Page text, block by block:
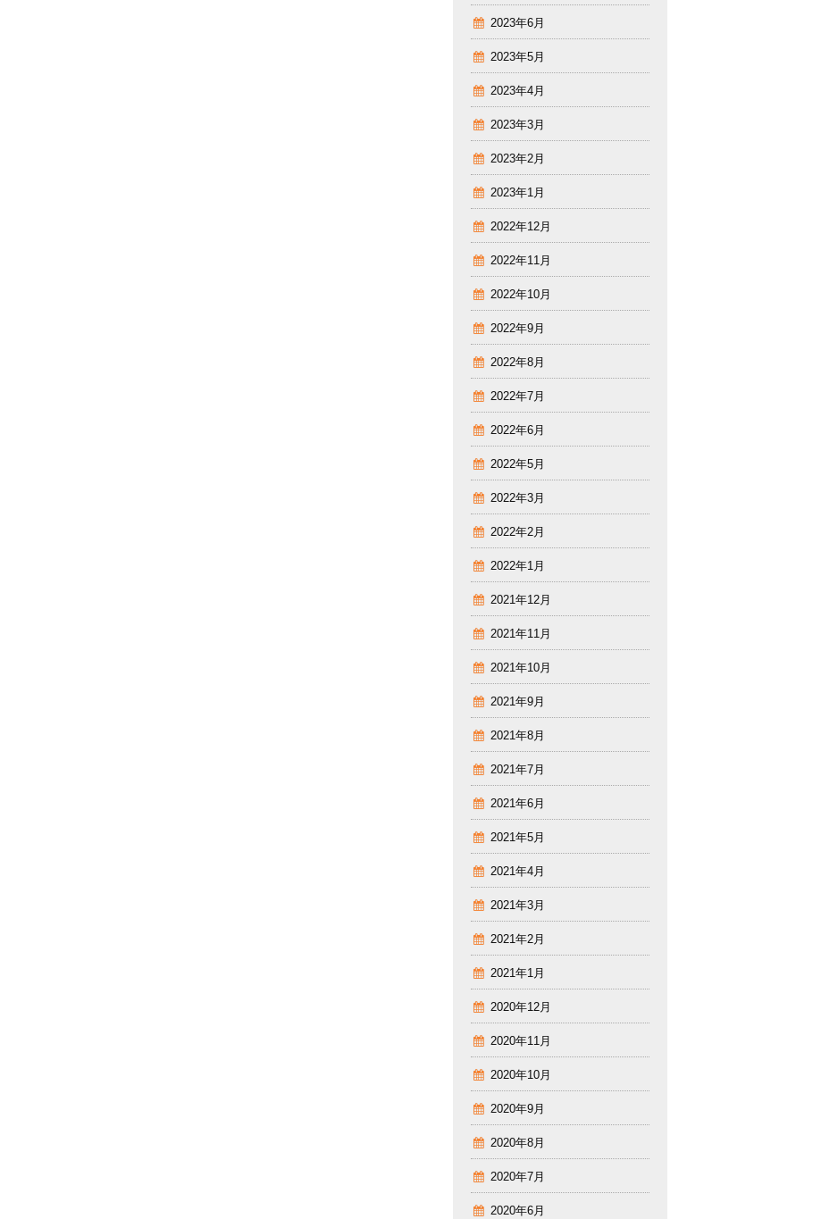
2023年6月
2023年5月
2023年4月
2023年3月
2023年2月
2023年1月
2022年12月
2022年11月
2022年10月
2022年9月
2022年8月
2022年7月
2022年6月
2022年5月
2022年3月
2022年2月
2022年1月
2021年12月
2021年11月
2021年10月
2021年9月
2021年8月
2021年7月
2021年6月
2021年5月
2021年4月
2021年3月
2021年2月
2021年1月
2020年12月
2020年11月
2020年10月
2020年9月
2020年8月
2020年7月
2020年6月